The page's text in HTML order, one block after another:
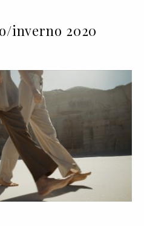
inverno 2020